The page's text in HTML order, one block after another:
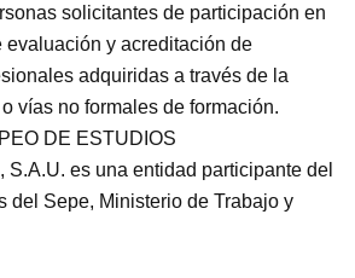
solicitantes de participación en
evaluación y acreditación de
adquiridas a través de la
vías no formales de formación.
DE ESTUDIOS
S.A.U. es una entidad participante del
del Sepe, Ministerio de Trabajo y